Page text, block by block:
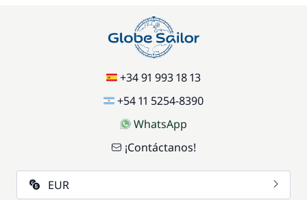
+34 91 993 18 13
+54 11 5254-8390
WhatsApp
¡Contáctanos!
EUR